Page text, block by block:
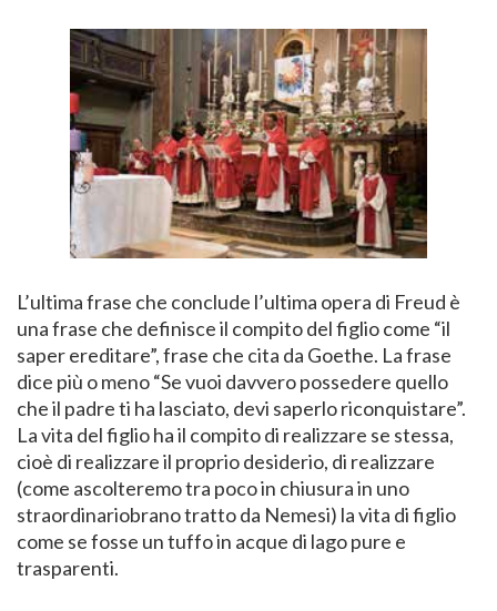
L’ultima frase che conclude l’ultima opera di Freud è
una frase che definisce il compito del figlio come “il
saper ereditare”, frase che cita da Goethe. La frase
dice più o meno “Se vuoi davvero possedere quello
che il padre ti ha lasciato, devi saperlo riconquistare”.
La vita del figlio ha il compito di realizzare se stessa,
cioè di realizzare il proprio desiderio, di realizzare
(come ascolteremo tra poco in chiusura in uno
straordinariobrano tratto da Nemesi) la vita di figlio
come se fosse un tuffo in acque di lago pure e
trasparenti.